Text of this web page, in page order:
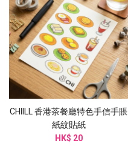
CHIILL 香港茶餐廳特色手信手賬
紙紋貼紙
HK$ 20